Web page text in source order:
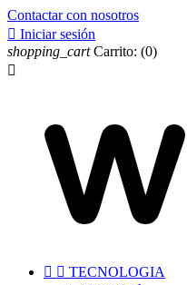
Contactar con nosotros
 Iniciar sesión
shopping_cart Carrito: (0)

  TECNOLOGIA